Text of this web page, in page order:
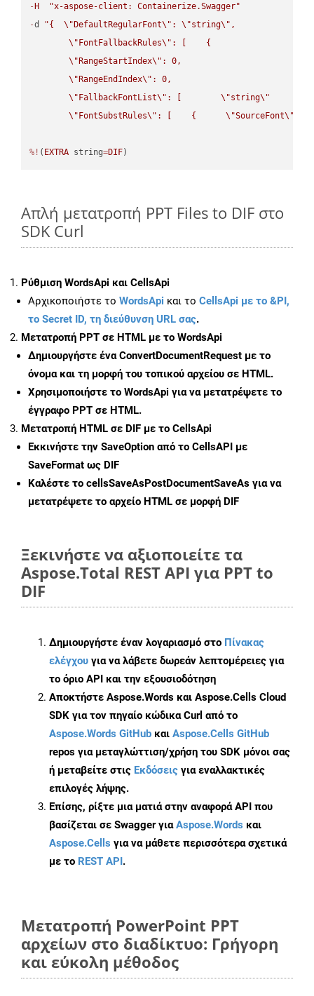
- H
"x-aspose-client: Containerize.Swagger"
-d "{ \" DefaultRegularFont\" : \"string\" ,
\" FontFallbackRules\" : [    {
\" RangeStartIndex\" : 0,
\" RangeEndIndex\" : 0,
\" FallbackFontList\" : [ \"string\"
\" FontSubstRules\" : [    { \"SourceFont\"
%! ( EXTRA string=DIF)
Απλή μετατροπή PPT Files to DIF στο
SDK Curl
Ρύθμιση WordsApi και CellsApi
Αρχικοποιήστε το WordsApi και το CellsApi με το &PI,
το Secret ID, τη διεύθυνση URL σας.
Μετατροπή PPT σε HTML με το WordsApi
Δημιουργήστε έναConvertDocumentRequest με το
όνομα και τη μορφή του τοπικού αρχείου σε HTML.
Χρησιμοποιήστε το WordsApi για να μετατρέψετε το
έγγραφο PPT σε HTML.
Μετατροπή HTML σε DIF με το CellsApi
Εκκινήστε την SaveOption από το CellsAPI με
SaveFormat ως DIF
Καλέστε το cellsSaveAsPostDocumentSaveAs για να
μετατρέψετε το αρχείο HTML σε μορφή DIF
Ξεκινήστε να αξιοποιείτε τα
Aspose.Total REST API για PPT to
DIF
Δημιουργήστε έναν λογαριασμό στο Πίνακας
ελέγχου για να λάβετε δωρεάν λεπτομέρειες για
το όριο API και την εξουσιοδότηση
Αποκτήστε Aspose.Words και Aspose.Cells Cloud
SDK για τον πηγαίο κώδικα Curl από το
Aspose.Words GitHub και Aspose.Cells GitHub
repos για μεταγλώττιση/χρήση του SDK μόνοι σας
ή μεταβείτε στις Εκδόσεις για εναλλακτικές
επιλογές λήψης.
Επίσης, ρίξτε μια ματιά στην αναφορά API που
βασίζεται σε Swagger γιαAspose.Words και
Aspose.Cells για να μάθετε περισσότερα σχετικά
με το REST API.
Μετατροπή PowerPoint PPT
αρχείων στο διαδίκτυο: Γρήγορη
και εύκολη μέθοδος